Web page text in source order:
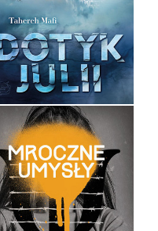
TAHEREH MAFI
OPRAWA MIĘKKA
34,90 ZŁ
MROCZNE UMYSŁY